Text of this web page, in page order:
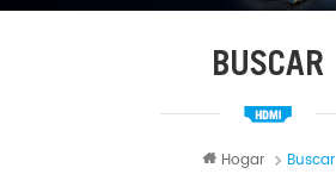
BUSCAR
Hogar Buscar